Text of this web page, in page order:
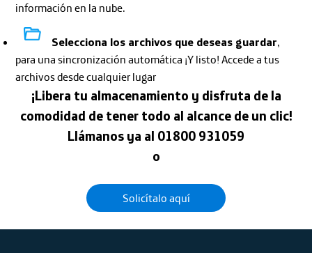
información en la nube.
Selecciona los archivos que deseas guardar,
para una sincronización automática ¡Y listo! Accede a tus
archivos desde cualquier lugar
¡Libera tu almacenamiento y disfruta de la
comodidad de tener todo al alcance de un clic!
Llámanos ya al 01800 931059
o
Solicítalo aquí